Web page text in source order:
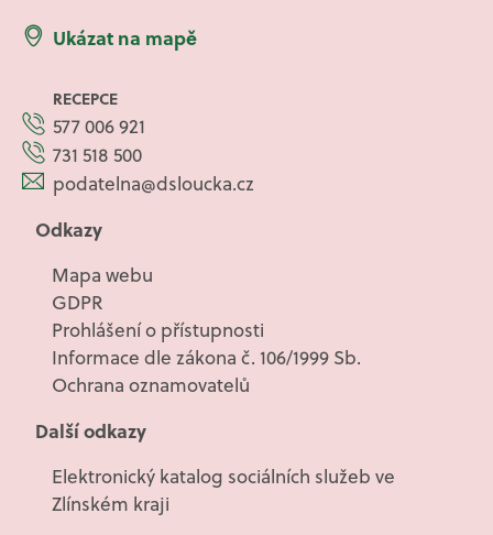
Ukázat na mapě
RECEPCE
577 006 921
731 518 500
podatelna@dsloucka.cz
Odkazy
Mapa webu
GDPR
Prohlášení o přístupnosti
Informace dle zákona č. 106/1999 Sb.
Ochrana oznamovatelů
Další odkazy
Elektronický katalog sociálních služeb ve
Zlínském kraji